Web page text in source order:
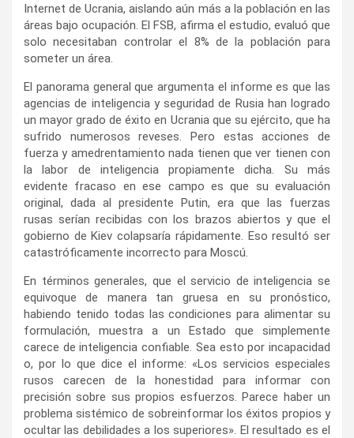
Internet de Ucrania, aislando aún más a la población en las
áreas bajo ocupación. El FSB, afirma el estudio, evaluó que
solo necesitaban controlar el 8% de la población para
someter un área.
El panorama general que argumenta el informe es que las
agencias de inteligencia y seguridad de Rusia han logrado
un mayor grado de éxito en Ucrania que su ejército, que ha
sufrido numerosos reveses. Pero estas acciones de
fuerza y amedrentamiento nada tienen que ver tienen con
la labor de inteligencia propiamente dicha. Su más
evidente fracaso en ese campo es que su evaluación
original, dada al presidente Putin, era que las fuerzas
rusas serían recibidas con los brazos abiertos y que el
gobierno de Kiev colapsaría rápidamente. Eso resultó ser
catastróficamente incorrecto para Moscú.
En términos generales, que el servicio de inteligencia se
equivoque de manera tan gruesa en su pronóstico,
habiendo tenido todas las condiciones para alimentar su
formulación, muestra a un Estado que simplemente
carece de inteligencia confiable. Sea esto por incapacidad
o, por lo que dice el informe: «Los servicios especiales
rusos carecen de la honestidad para informar con
precisión sobre sus propios esfuerzos. Parece haber un
problema sistémico de sobreinformar los éxitos propios y
ocultar las debilidades a los superiores». El resultado es el